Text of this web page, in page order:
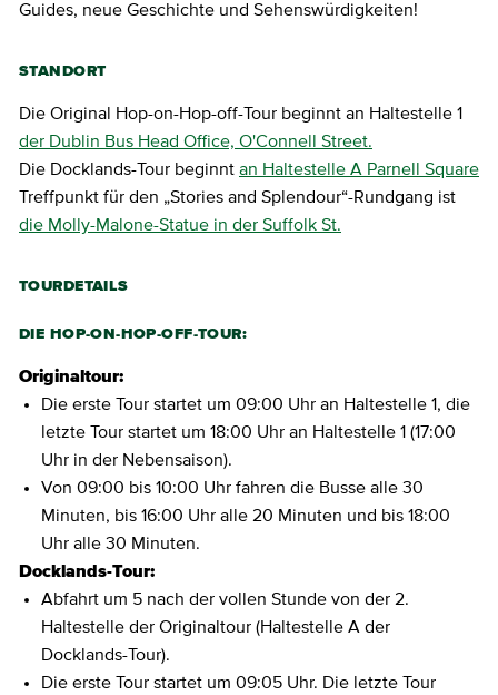
Guides, neue Geschichte und Sehenswürdigkeiten!
STANDORT
Die Original Hop-on-Hop-off-Tour beginnt an Haltestelle 1
der Dublin Bus Head Office, O'Connell Street.
Die Docklands-Tour beginnt an Haltestelle A Parnell Square
Treffpunkt für den „Stories and Splendour“-Rundgang ist
die Molly-Malone-Statue in der Suffolk St.
TOURDETAILS
DIE HOP-ON-HOP-OFF-TOUR:
Originaltour:
Die erste Tour startet um 09:00 Uhr an Haltestelle 1, die
letzte Tour startet um 18:00 Uhr an Haltestelle 1 (17:00
Uhr in der Nebensaison).
Von 09:00 bis 10:00 Uhr fahren die Busse alle 30
Minuten, bis 16:00 Uhr alle 20 Minuten und bis 18:00
Uhr alle 30 Minuten.
Docklands-Tour:
Abfahrt um 5 nach der vollen Stunde von der 2.
Haltestelle der Originaltour (Haltestelle A der
Docklands-Tour).
Die erste Tour startet um 09:05 Uhr. Die letzte Tour